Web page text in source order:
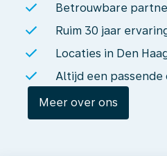
Betrouwbare
Ruim 30 jaar
Locaties in Den
Altijd een passende
Meer over ons